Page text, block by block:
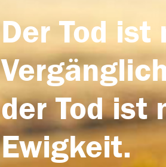
Der Tod
der Tod ist
Ewigkeit.